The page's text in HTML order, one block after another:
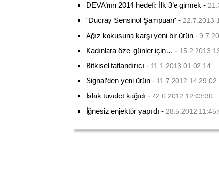
DEVA’nın 2014 hedefi: İlk 3’e girmek -
“Ducray Sensinol Şampuan” - 22.7.2013
Ağız kokusuna karşı yeni bir ürün -
Kadınlara özel günler için… - 15.2.2013
Bitkisel tatlandırıcı - 11.1.2013 01:02:14
Signal’den yeni ürün - 11.7.2012 14:29:02
Islak tuvalet kağıdı - 22.6.2012 12:03:30
İğnesiz enjektör yapıldı - 28.5.2012